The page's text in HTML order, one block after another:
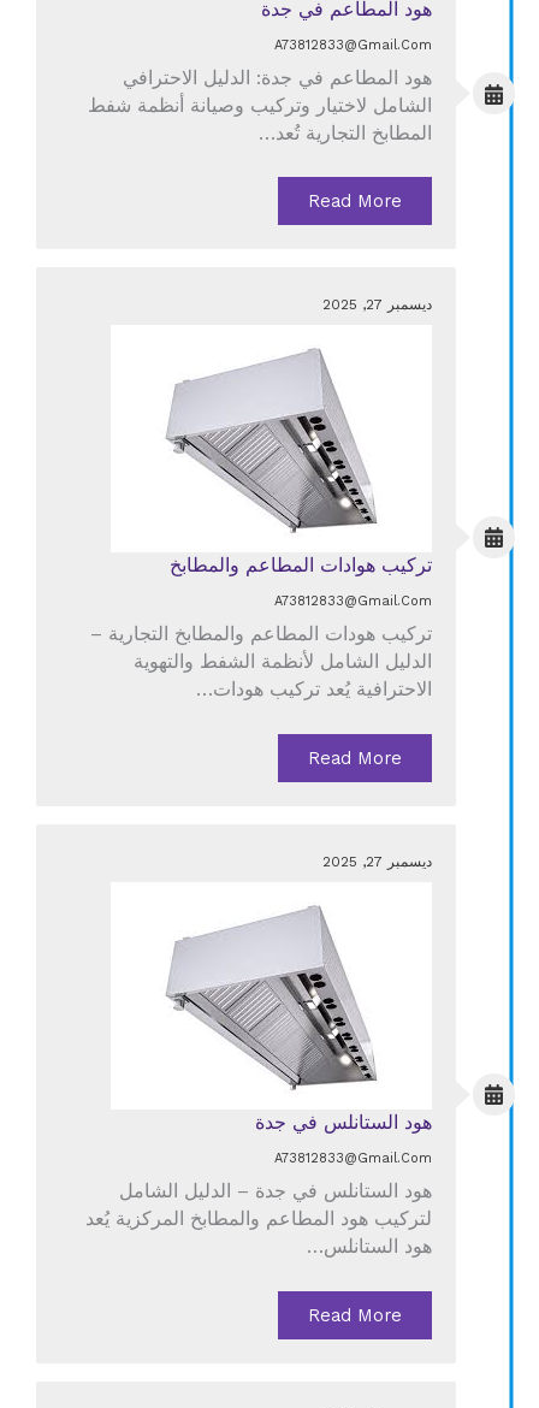
هود المطاعم في جدة
A73812833@gmail.com
هود المطاعم في جدة: الدليل الاحترافي
الشامل لاختيار وتركيب وصيانة أنظمة شفط
المطابخ التجارية تُعد…
Read More
ديسمبر 27, 2025
تركيب هوادات المطاعم والمطابخ
A73812833@gmail.com
تركيب هودات المطاعم والمطابخ التجارية –
الدليل الشامل لأنظمة الشفط والتهوية
الاحترافية يُعد تركيب هودات…
Read More
ديسمبر 27, 2025
هود الستانلس في جدة
A73812833@gmail.com
هود الستانلس في جدة – الدليل الشامل
لتركيب هود المطاعم والمطابخ المركزية يُعد
هود الستانلس…
Read More